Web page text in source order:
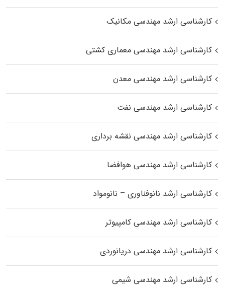
کارشناسی ارشد مهندسی مکانیک
کارشناسی ارشد مهندسی معماری کشتی
کارشناسی ارشد مهندسی معدن
کارشناسی ارشد مهندسی نفت
کارشناسی ارشد مهندسی نقشه برداری
کارشناسی ارشد مهندسی هوافضا
کارشناسی ارشد نانوفناوری – نانومواد
کارشناسی ارشد مهندسی کامپیوتر
کارشناسی ارشد مهندسی دریانوردی
کارشناسی ارشد مهندسی شیمی